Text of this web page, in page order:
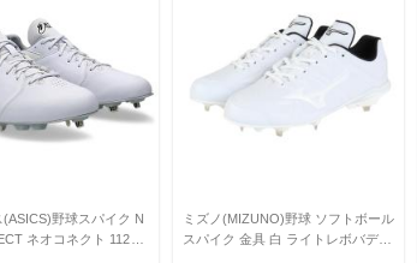
(ASICS)野球スパイク N
ネオコネクト 1123A
ミズノ(MIZUNO)野球 ソフトボール
スパイク 金具 白 ライトレボバディ